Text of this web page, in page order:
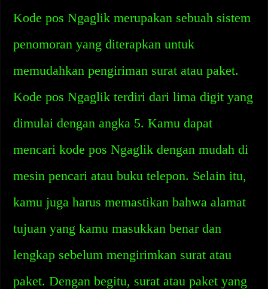
Kode pos Ngaglik merupakan sebuah sistem
penomoran yang diterapkan untuk
memudahkan pengiriman surat atau paket.
Kode pos Ngaglik terdiri dari lima digit yang
dimulai dengan angka 5. Kamu dapat
mencari kode pos Ngaglik dengan mudah di
mesin pencari atau buku telepon. Selain itu,
kamu juga harus memastikan bahwa alamat
tujuan yang kamu masukkan benar dan
lengkap sebelum mengirimkan surat atau
paket. Dengan begitu, surat atau paket yang